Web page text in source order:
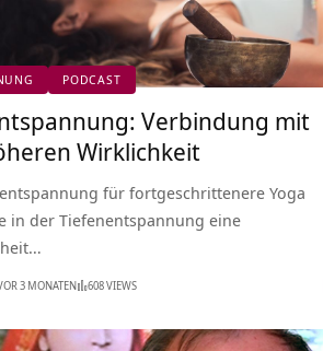
PODCAST
Verbindung mit
Wirklichkeit
für fortgeschrittenere Yoga
in der Tiefenentspannung eine
3 MONATEN 608 VIEWS